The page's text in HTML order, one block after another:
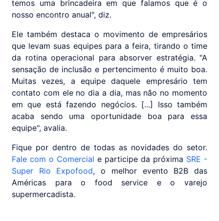
temos uma brincadeira em que falamos que é o
nosso encontro anual", diz.
Ele também destaca o movimento de empresários
que levam suas equipes para a feira, tirando o time
da rotina operacional para absorver estratégia. "A
sensação de inclusão e pertencimento é muito boa.
Muitas vezes, a equipe daquele empresário tem
contato com ele no dia a dia, mas não no momento
em que está fazendo negócios. [...] Isso também
acaba sendo uma oportunidade boa para essa
equipe", avalia.
Fique por dentro de todas as novidades do setor.
Fale com o Comercial e participe da próxima SRE -
Super Rio Expofood, o melhor evento B2B das
Américas para o food service e o varejo
supermercadista.